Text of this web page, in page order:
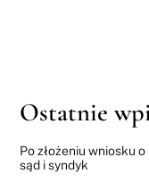
Ostatnie
Po złożeniu wniosku
sąd i syndyk